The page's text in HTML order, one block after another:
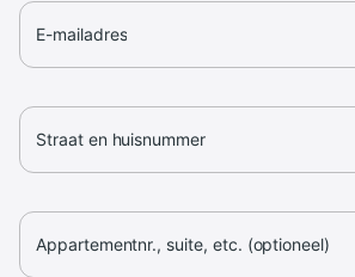
E-mailadres
Straat en huisnummer
Appartementnr., suite, etc. (optioneel)